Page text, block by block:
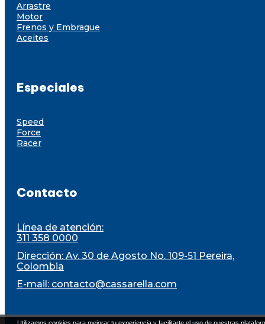
Arrastre
Motor
Frenos y Embrague
Aceites
Especiales
Speed
Force
Racer
Contacto
Línea de atención:
311 358 0000
Dirección: Av. 30 de Agosto No. 109-51 Pereira,
Colombia
E-mail: contacto@cassarella.com